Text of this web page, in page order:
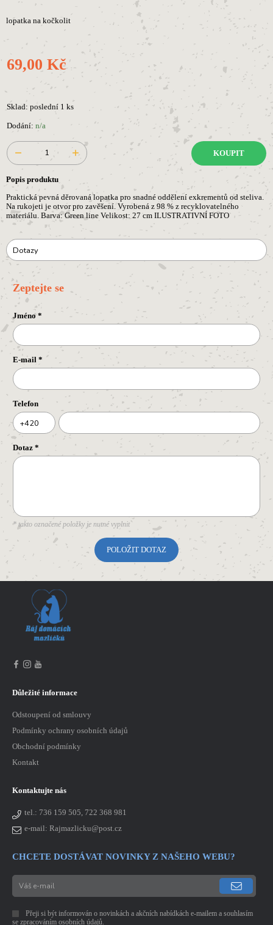
lopatka na kočkolit
69,00 Kč
Sklad: poslední 1 ks
Dodání: n/a
KOUPIT
Popis produktu
Praktická pevná děrovaná lopatka pro snadné oddělení exkrementů od steliva.
Na rukojeti je otvor pro zavěšení. Vyrobená z 98 % z recyklovatelného
materiálu. Barva: Green line Velikost: 27 cm ILUSTRATIVNÍ FOTO
Dotazy
Zeptejte se
Jméno *
E-mail *
Telefon
+420
Dotaz *
* takto označené položky je nutné vyplnit
Důležité informace
Odstoupení od smlouvy
Podmínky ochrany osobních údajů
Obchodní podmínky
Kontakt
Kontaktujte nás
tel.: 736 159 505, 722 368 981
e-mail: Rajmazlicku@post.cz
CHCETE DOSTÁVAT NOVINKY Z NAŠEHO WEBU?
Přeji si být informován o novinkách a akčních nabídkách e-mailem a souhlasím
se zpracováním osobních údajů